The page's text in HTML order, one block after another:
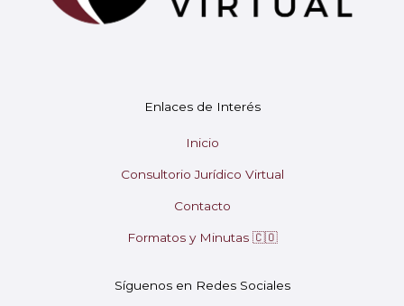
Enlaces de Interés
Inicio
Consultorio Jurídico Virtual
Contacto
Formatos y Minutas 🇨🇴
Síguenos en Redes Sociales
¡Hola! 👋 Soy Mary tu asistente virtual.